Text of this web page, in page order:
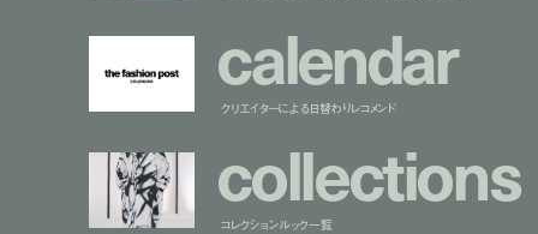
calendar
クリエイターによる日替わりレコメンド
collections
コレクションルック一覧